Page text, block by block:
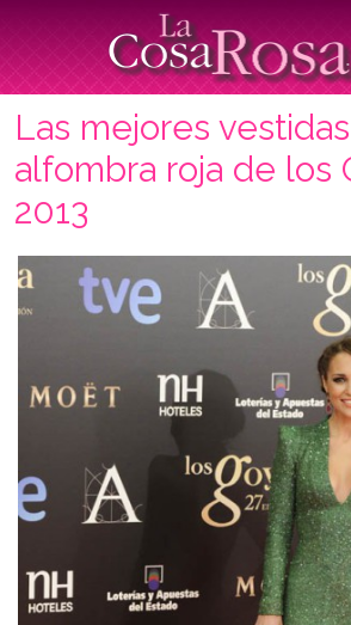
Las mejores
alfombra roja de los
2013